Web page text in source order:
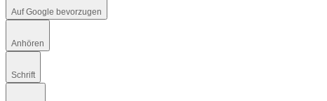
Auf Google bevorzugen
Anhören
Schrift